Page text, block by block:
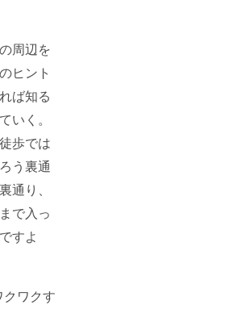
周辺を
ヒント
ば知る
いく。
歩では
う裏通
通り、
で入っ
すよ
ワクす